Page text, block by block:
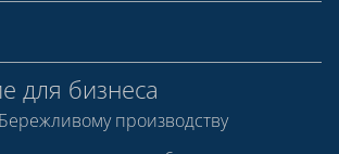
для бизнеса
производству